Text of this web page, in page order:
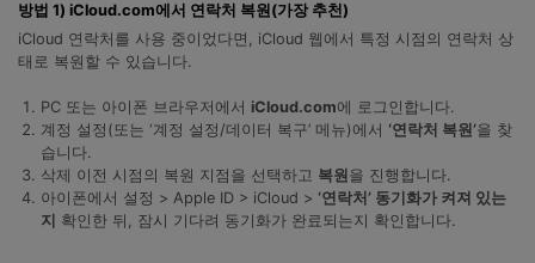
방법 1) iCloud.com에서 연락처 복원(가장 추천)
iCloud 연락처를 사용 중이었다면, iCloud 웹에서 특정 시점의 연락처 상
태로 복원할 수 있습니다.
PC 또는 아이폰 브라우저에서 iCloud.com에 로그인합니다.
계정 설정(또는 ‘계정 설정/데이터 복구’ 메뉴)에서 ‘연락처 복원’을 찾
습니다.
삭제 이전 시점의 복원 지점을 선택하고 복원 을 진행합니다.
아이폰에서 설정 > Apple ID > iCloud > ‘연락처’ 동기화가 켜져 있는
지 확인한 뒤, 잠시 기다려 동기화가 완료되는지 확인합니다.